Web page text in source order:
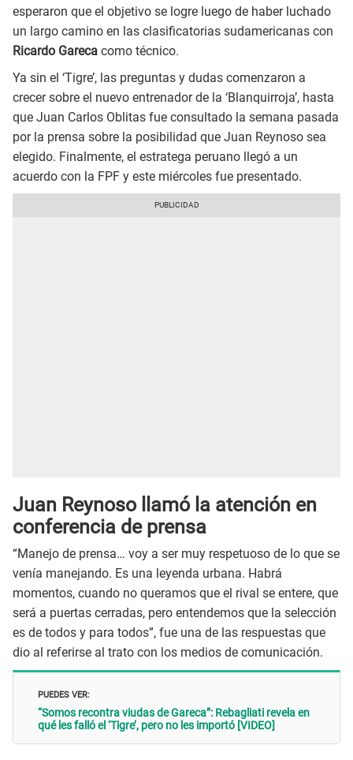
esperaron que el objetivo se logre luego de haber luchado
un largo camino en las clasificatorias sudamericanas con
Ricardo Gareca como técnico.
Ya sin el ‘Tigre’, las preguntas y dudas comenzaron a
crecer sobre el nuevo entrenador de la ‘Blanquirroja’, hasta
que Juan Carlos Oblitas fue consultado la semana pasada
por la prensa sobre la posibilidad que Juan Reynoso sea
elegido. Finalmente, el estratega peruano llegó a un
acuerdo con la FPF y este miércoles fue presentado.
Juan Reynoso llamó la atención en
conferencia de prensa
“Manejo de prensa… voy a ser muy respetuoso de lo que se
venía manejando. Es una leyenda urbana. Habrá
momentos, cuando no queramos que el rival se entere, que
será a puertas cerradas, pero entendemos que la selección
es de todos y para todos”, fue una de las respuestas que
dio al referirse al trato con los medios de comunicación.
PUEDES VER:
“Somos recontra viudas de Gareca”: Rebagliati revela en
qué les falló el ‘Tigre’, pero no les importó [VIDEO]